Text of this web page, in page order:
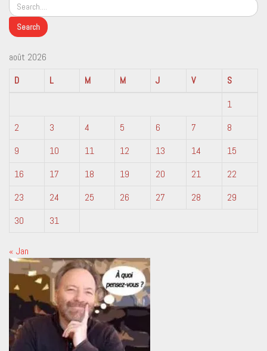
août 2026
D
L M M J V
S
1
2
3 4 5 6 7
8
9
10 11 12 13 14
15
16
17 18 19 20 21
22
23
24 25 26 27 28
29
30
31
« Jan